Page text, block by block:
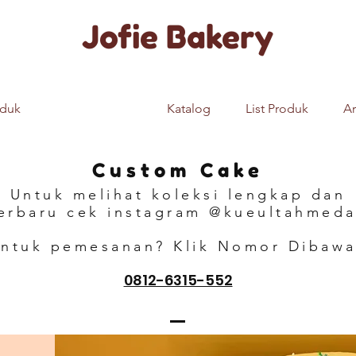
Jofie Bakery
Katalog List Produk
Custom Cake
Untuk melihat koleksi lengkap dan
cek instagram
pemesanan? Klik Nomor
0812-6315-552